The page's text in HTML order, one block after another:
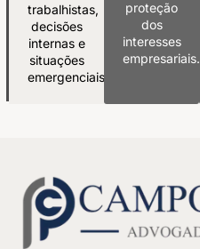
trabalhistas,
decisões
internas e
situações
emergenciais.
proteção
dos
interesses
empresariais.